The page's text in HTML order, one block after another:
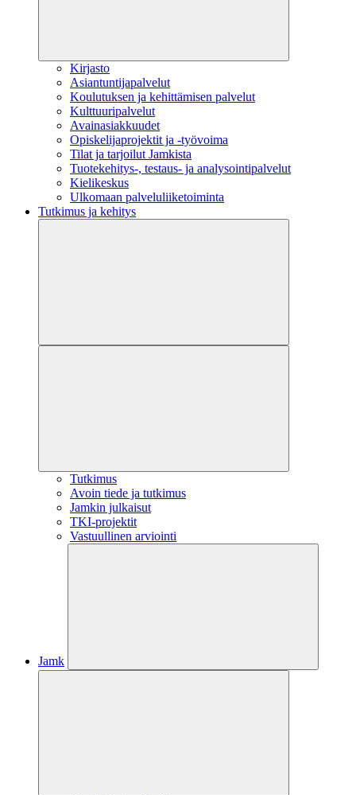
Kirjasto
Asiantuntijapalvelut
Koulutuksen ja kehittämisen palvelut
Kulttuuripalvelut
Avainasiakkuudet
Opiskelijaprojektit​ ja -työvoima
Tilat ja tarjoilut Jamkista
Tuotekehitys-, testaus- ja analysointipalvelut
Kielikeskus
Ulkomaan palveluliiketoiminta
Tutkimus ja kehitys
Tutkimus
Avoin tiede ja tutkimus
Jamkin julkaisut
TKI-projektit
Vastuullinen arviointi
Jamk